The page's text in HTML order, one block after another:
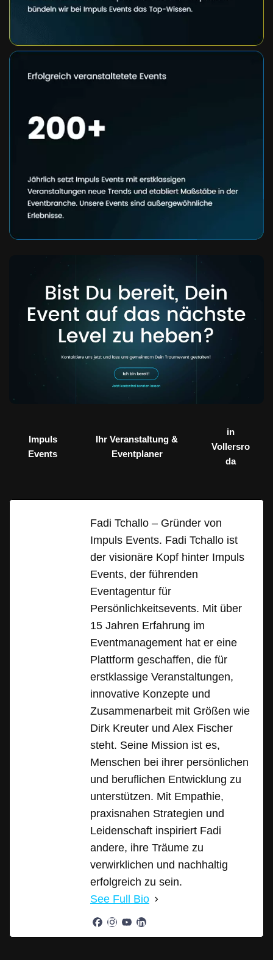
Impuls
Events
Ihr Veranstaltung &
Eventplaner
in
Vollersro
da
Fadi Tchallo – Gründer von
Impuls Events. Fadi Tchallo ist
der visionäre Kopf hinter Impuls
Events, der führenden
Eventagentur für
Persönlichkeitsevents. Mit über
15 Jahren Erfahrung im
Eventmanagement hat er eine
Plattform geschaffen, die für
erstklassige Veranstaltungen,
innovative Konzepte und
Zusammenarbeit mit Größen wie
Dirk Kreuter und Alex Fischer
steht. Seine Mission ist es,
Menschen bei ihrer persönlichen
und beruflichen Entwicklung zu
unterstützen. Mit Empathie,
praxisnahen Strategien und
Leidenschaft inspiriert Fadi
andere, ihre Träume zu
verwirklichen und nachhaltig
erfolgreich zu sein.
See Full Bio